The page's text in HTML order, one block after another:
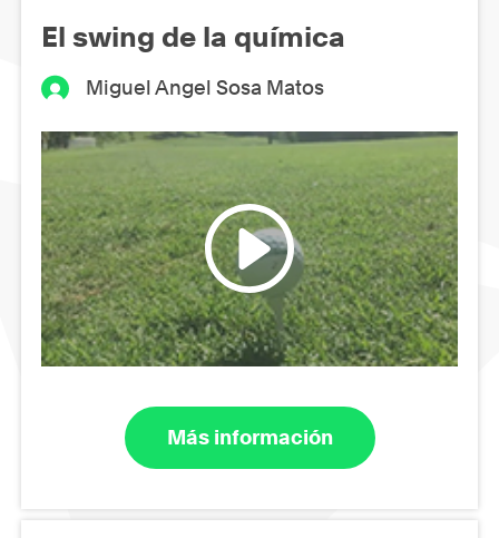
El swing de la química
Miguel Angel Sosa Matos
Más información